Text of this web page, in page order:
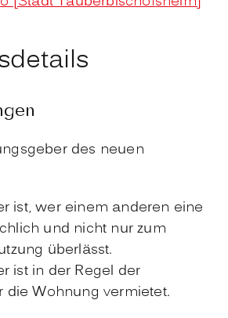
des neuen
ist, wer einem anderen eine
und nicht nur zum
überlässt.
ist in der Regel der
die Wohnung vermietet.